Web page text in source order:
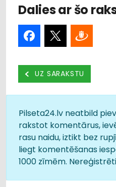
Dalies ar šo
UZ SARAKSTU
Pilseta24.lv neatbild
rakstot komentārus,
rasu naidu, iztikt bez
liegt komentēšanas
1000 zīmēm.